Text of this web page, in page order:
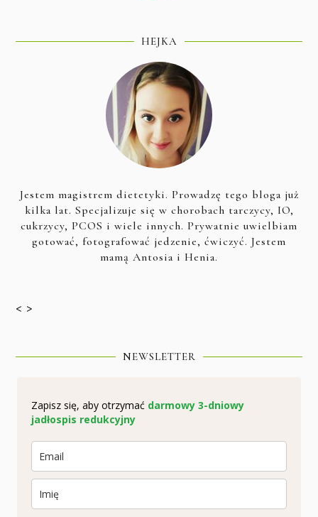
HEJKA
Jestem magistrem dietetyki. Prowadzę tego bloga już
kilka lat. Specjalizuje się w chorobach tarczycy, IO,
cukrzycy, PCOS i wiele innych. Prywatnie uwielbiam
gotować, fotografować jedzenie, ćwiczyć. Jestem
mamą Antosia i Henia.
< >
NEWSLETTER
Zapisz się, aby otrzymać darmowy 3-dniowy
jadłospis redukcyjny